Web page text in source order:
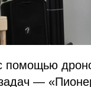
помощью
—